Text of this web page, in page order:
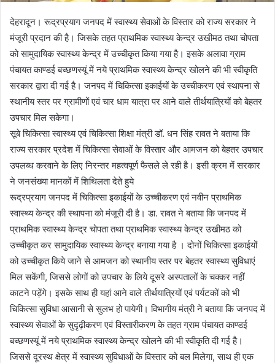
देहरादून। रूद्रप्रयाग जनपद में स्वास्थ्य सेवाओं के विस्तार को राज्य सरकार ने
मंजूरी प्रदान की है। जिसके तहत प्राथमिक स्वास्थ्य केन्द्र उखीमठ तथा चोपता
को सामुदायिक स्वास्थ्य केन्द्र में उच्चीकृत किया गया है। इसके अलावा ग्राम
पंचायत काण्डई बच्छणस्यूं में नये प्राथमिक स्वास्थ्य केन्द्र खोलने की भी स्वीकृति
सरकार द्वारा दी गई है। जनपद में चिकित्सा इकाईयों के उच्चीकरण एवं स्थापना से
स्थानीय स्तर पर ग्रामीणों एवं चार धाम यात्रा पर आने वाले तीर्थयात्रियों को बेहतर
उपचार मिल सकेगा।
सूबे चिकित्सा स्वास्थ्य एवं चिकित्सा शिक्षा मंत्री डॉ. धन सिंह रावत ने बताया कि
राज्य सरकार प्रदेश में चिकित्सा सेवाओं के विस्तार और आमजन को बेहतर उपचार
उपलब्ध करवाने के लिए निरन्तर महत्वपूर्ण फैसले ले रही है। इसी क्रम में सरकार
ने जनसंख्या मानकों में शिथिलता देते हुये
रूद्रप्रयाग जनपद में चिकित्सा इकाईयों के उच्चीकरण एवं नवीन प्राथमिक
स्वास्थ्य केन्द्र की स्थापना को मंजूरी दी है। डा. रावत ने बताया कि जनपद में
प्राथमिक स्वास्थ्य केन्द्र चोपता तथा प्राथमिक स्वास्थ्य केन्द्र उखीमठ को
उच्चीकृत कर सामुदायिक स्वास्थ्य केन्द्र बनाया गया है । दोनों चिकित्सा इकाईयों
को उच्चीकृत किये जाने से आमजन को स्थानीय स्तर पर बेहतर स्वास्थ्य सुविधाएं
मिल सकेंगी, जिससे लोगों को उपचार के लिये दूसरे अस्पतालों के चक्कर नहीं
काटने पड़ेंगे। इसके साथ ही यहां आने वाले तीर्थयात्रियों एवं पर्यटकों को भी
चिकित्सा सुविधा आसानी से सुलभ हो पायेगी। विभागीय मंत्री ने बताया कि जनपद में
स्वास्थ्य सेवाओं के सुदृढ़ीकरण एवं विस्तारीकरण के तहत ग्राम पंचायत काण्डई
बच्छणस्यूं में नये प्राथमिक स्वास्थ्य केन्द्र खोलने की भी स्वीकृति दी गई है।
जिससे दूरस्थ क्षेत्र में स्वास्थ्य सुविधाओं के विस्तार को बल मिलेगा, साथ ही एक